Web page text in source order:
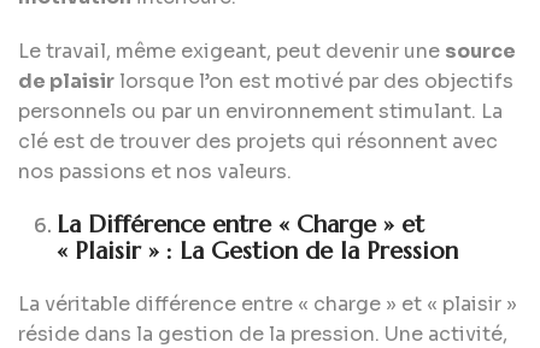
Le travail, même exigeant, peut devenir une source
de plaisir lorsque l’on est motivé par des objectifs
personnels ou par un environnement stimulant. La
clé est de trouver des projets qui résonnent avec
nos passions et nos valeurs.
La Différence entre « Charge » et
« Plaisir » : La Gestion de la Pression
La véritable différence entre « charge » et « plaisir »
réside dans la gestion de la pression. Une activité,